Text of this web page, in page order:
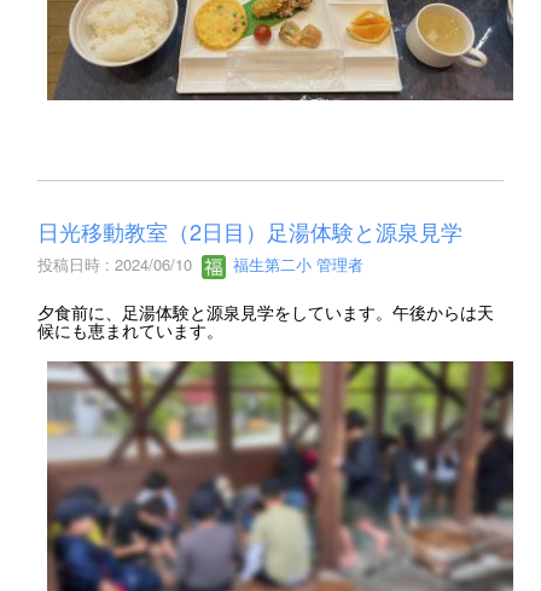
日光移動教室（2日目）足湯体験と源泉見学
投稿日時 : 2024/06/10 福生第二小 管理者
夕食前に、足湯体験と源泉見学をしています。午後からは天
候にも恵まれています。